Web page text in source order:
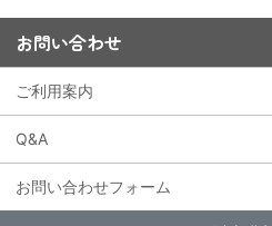
お問い合わせ
ご利用案内
Q&A
お問い合わせフォーム